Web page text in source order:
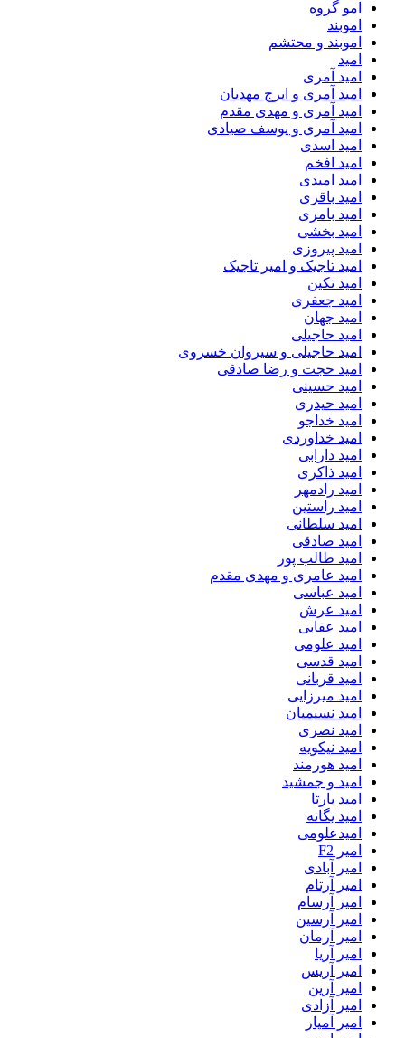
امو گروه
اموبند
اموبند و محتشم
امید
امید آمری
امید آمری و ایرج مهدیان
امید آمری و مهدی مقدم
امید آمری و یوسف صیادی
امید اسدی
امید افخم
امید امیدی
امید باقری
امید بامری
امید بخشی
امید پیروزی
امید تاجیک و امیر تاجیک
امید تکین
امید جعفری
امید جهان
امید حاجیلی
امید حاجیلی و سیروان خسروی
امید حجت و رضا صادقی
امید حسینی
امید حیدری
امید خداجو
امید خداوردی
امید دارابی
امید ذاکری
امید رادمهر
امید راستین
امید سلطانی
امید صادقی
امید طالب پور
امید عامری و مهدی مقدم
امید عباسی
امید عرش
امید عقابی
امید علومی
امید قدسی
امید قربانی
امید میرزایی
امید نسیمیان
امید نصری
امید نیکویه
امید هورمند
امید و جمشید
امید یارتا
امید یگانه
امیدعلومی
امیر F2
امیر آبادی
امیر آرتام
امیر آرسام
امیر آرسین
امیر آرمان
امیر آریا
امیر آریس
امیر آرین
امیر آزادی
امیر آمیار